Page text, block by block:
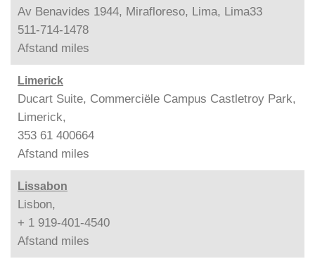
Av Benavides 1944, Mirafloreso, Lima, Lima33
511-714-1478
Afstand miles
Limerick
Ducart Suite, Commerciële Campus Castletroy Park,
Limerick,
353 61 400664
Afstand miles
Lissabon
Lisbon,
+ 1 919-401-4540
Afstand miles